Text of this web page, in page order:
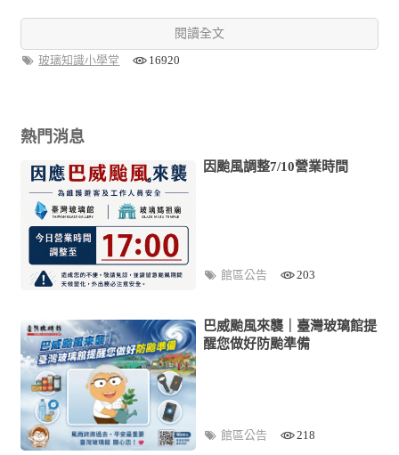
閱讀全文
玻璃知識小學堂
16920
熱門消息
因颱風調整7/10營業時間
館區公告 203
巴威颱風來襲｜臺灣玻璃館提
醒您做好防颱準備
館區公告 218